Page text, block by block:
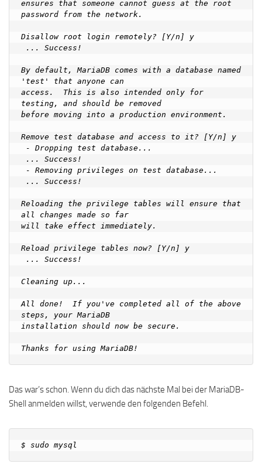
ensures that someone cannot guess at the root
password from the network.
Disallow root login remotely? [Y/n] y
By default, MariaDB comes with a database named
'test' that anyone can
access.  This is also intended only for
testing, and should be removed
before moving into a production environment.
Remove test database and access to it? [Y/n] y
Reloading the privilege tables will ensure that
all changes made so far
will take effect immediately.
Reload privilege tables now? [Y/n] y
Cleaning up...
All done!  If you've completed all of the above
steps, your MariaDB
installation should now be secure.
Das war’s schon. Wenn du dich das nächste Mal bei der MariaDB-
Shell anmelden willst, verwende den folgenden Befehl.